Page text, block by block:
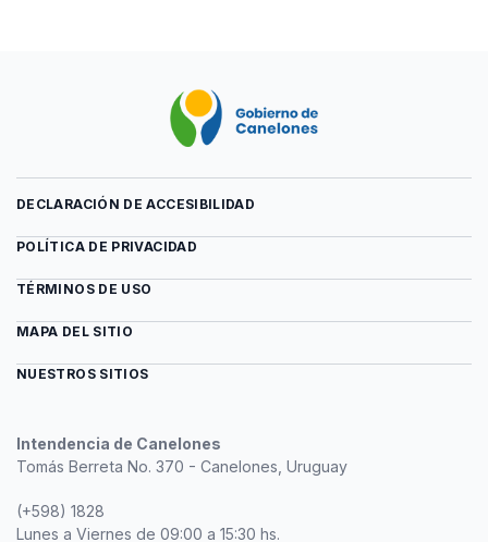
Intendencia de Canelones
Tomás Berreta No. 370 - Canelones, Uruguay
(+598) 1828
Lunes a Viernes de 09:00 a 15:30 hs.
DECLARACIÓN DE ACCESIBILIDAD
POLÍTICA DE PRIVACIDAD
TÉRMINOS DE USO
MAPA DEL SITIO
NUESTROS SITIOS